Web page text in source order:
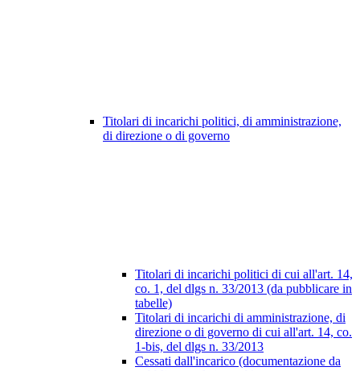
Titolari di incarichi politici, di amministrazione,
di direzione o di governo
Titolari di incarichi politici di cui all'art. 14,
co. 1, del dlgs n. 33/2013 (da pubblicare in
tabelle)
Titolari di incarichi di amministrazione, di
direzione o di governo di cui all'art. 14, co.
1-bis, del dlgs n. 33/2013
Cessati dall'incarico (documentazione da